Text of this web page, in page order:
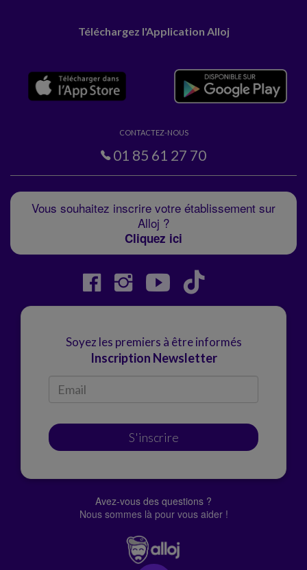
Téléchargez l'Application Alloj
CONTACTEZ-NOUS
01 85 61 27 70
Vous souhaitez inscrire votre établissement sur
Alloj ?
Cliquez ici
Soyez les premiers à être informés
Inscription Newsletter
S'inscrire
Avez-vous des questions ?
Nous sommes là pour vous aider !